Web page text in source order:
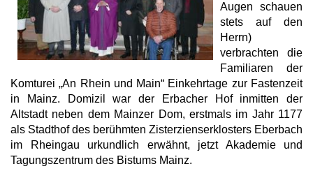
Augen schauen
stets auf den
Herrn)
verbrachten die
Familiaren der
Komturei „An Rhein und Main“ Einkehrtage zur Fastenzeit
in Mainz. Domizil war der Erbacher Hof inmitten der
Altstadt neben dem Mainzer Dom, erstmals im Jahr 1177
als Stadthof des berühmten Zisterzienserklosters Eberbach
im Rheingau urkundlich erwähnt, jetzt Akademie und
Tagungszentrum des Bistums Mainz.